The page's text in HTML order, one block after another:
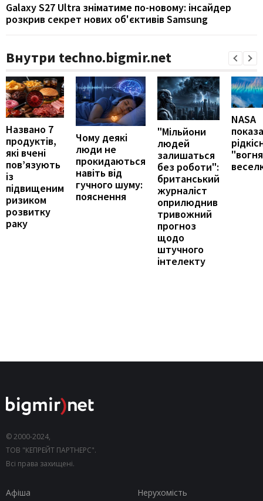
Galaxy S27 Ultra зніматиме по-новому: інсайдер
розкрив секрет нових об'єктивів Samsung
Внутри techno.bigmir.net
Названо 7
продуктів,
які вчені
пов’язують
із
підвищеним
ризиком
розвитку
раку
Чому деякі
люди не
прокидаються
навіть від
гучного шуму:
пояснення
"Мільйони
людей
залишаться
без роботи":
британський
журналіст
оприлюднив
тривожний
прогноз
щодо
штучного
інтелекту
NASA
© 2000-2024,
ТОВ "КЕПРЕЙТ ПАРТНЕРС".
Всі права захищені.
Афіша
Нерухомість